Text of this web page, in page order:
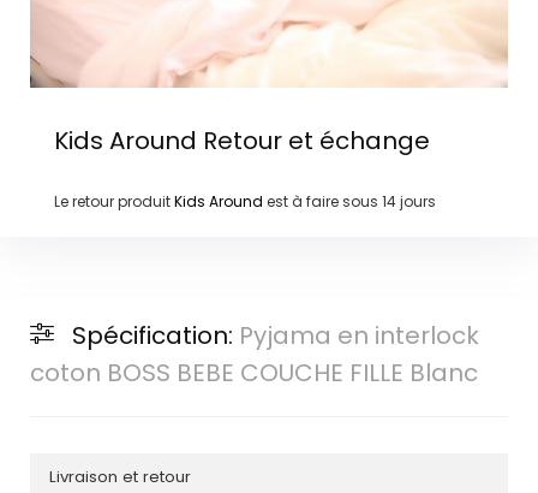
Kids Around Retour et échange
Le retour produitKids Around est à faire sous 14 jours
Spécification: Pyjama en interlock
coton BOSS BEBE COUCHE FILLE Blanc
Livraison et retour